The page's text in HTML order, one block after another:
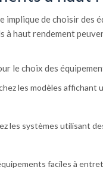
implique de choisir des
à haut rendement
le choix des
les modèles affichant
les systèmes utilisant
faciles à